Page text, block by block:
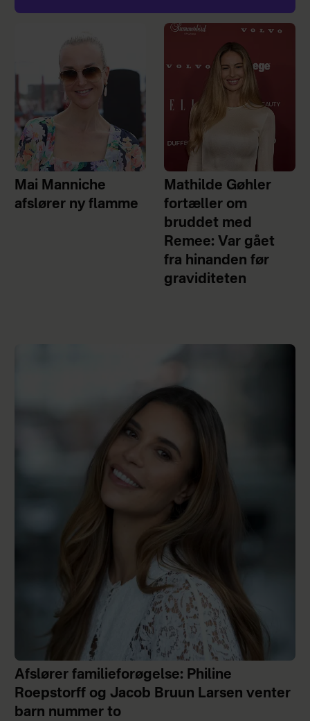
Mai Manniche
afslører ny flamme
Mathilde Gøhler
fortæller om
bruddet med
Remee: Var gået
fra hinanden før
graviditeten
Afslører familieforøgelse: Philine
Roepstorff og Jacob Bruun Larsen venter
barn nummer to